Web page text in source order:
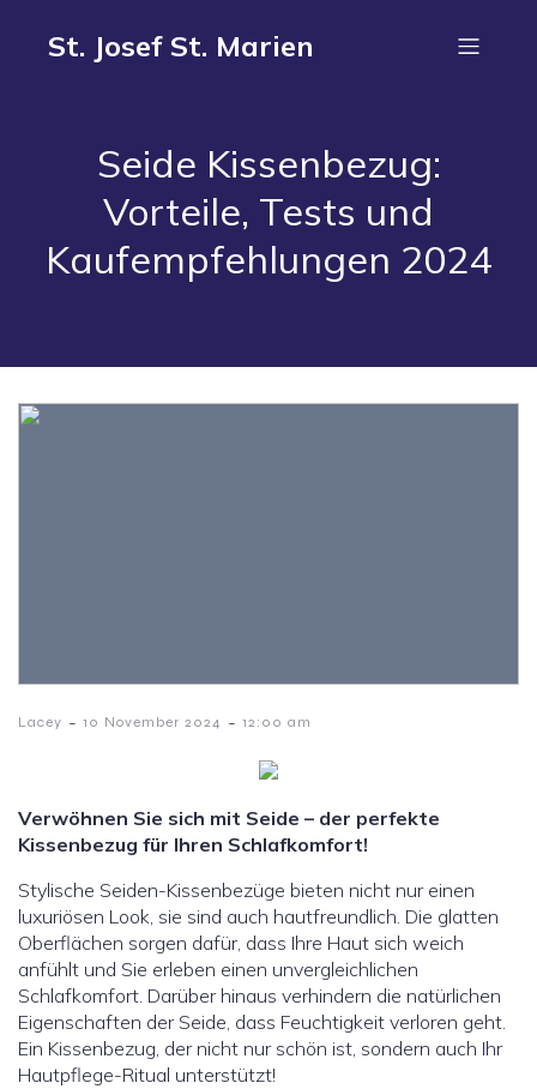
St. Josef St. Marien
Seide Kissenbezug:
Vorteile, Tests und
Kaufempfehlungen 2024
Lacey - 10 November 2024 - 12:00 am
Verwöhnen Sie sich mit Seide – der perfekte
Kissenbezug für Ihren Schlafkomfort!
Stylische Seiden-Kissenbezüge bieten nicht nur einen
luxuriösen Look, sie sind auch hautfreundlich. Die glatten
Oberflächen sorgen dafür, dass Ihre Haut sich weich
anfühlt und Sie erleben einen unvergleichlichen
Schlafkomfort. Darüber hinaus verhindern die natürlichen
Eigenschaften der Seide, dass Feuchtigkeit verloren geht.
Ein Kissenbezug, der nicht nur schön ist, sondern auch Ihr
Hautpflege-Ritual unterstützt!